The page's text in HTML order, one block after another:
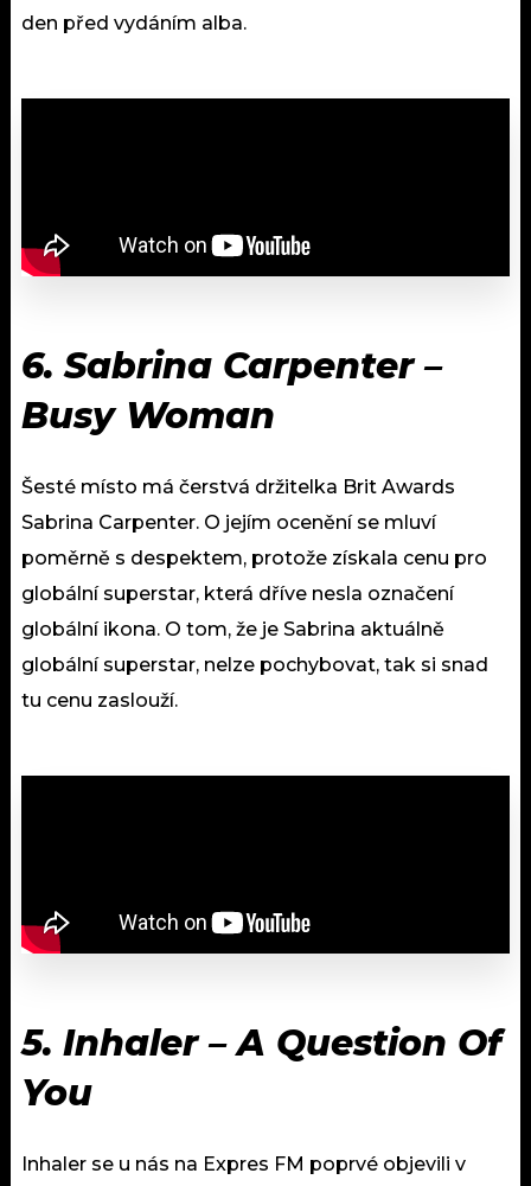
den před vydáním alba.
6. Sabrina Carpenter –
Busy Woman
Šesté místo má čerstvá držitelka Brit Awards
Sabrina Carpenter. O jejím ocenění se mluví
poměrně s despektem, protože získala cenu pro
globální superstar, která dříve nesla označení
globální ikona. O tom, že je Sabrina aktuálně
globální superstar, nelze pochybovat, tak si snad
tu cenu zaslouží.
5. Inhaler – A Question Of
You
Inhaler se u nás na Expres FM poprvé objevili v